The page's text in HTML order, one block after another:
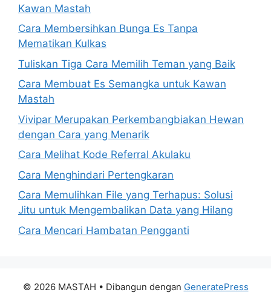
Kawan Mastah
Cara Membersihkan Bunga Es Tanpa
Mematikan Kulkas
Tuliskan Tiga Cara Memilih Teman yang Baik
Cara Membuat Es Semangka untuk Kawan
Mastah
Vivipar Merupakan Perkembangbiakan Hewan
dengan Cara yang Menarik
Cara Melihat Kode Referral Akulaku
Cara Menghindari Pertengkaran
Cara Memulihkan File yang Terhapus: Solusi
Jitu untuk Mengembalikan Data yang Hilang
Cara Mencari Hambatan Pengganti
© 2026 MASTAH • Dibangun dengan GeneratePress